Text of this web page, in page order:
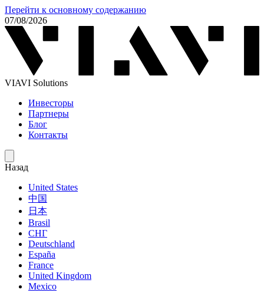
Перейти к основному содержанию
07/08/2026
VIAVI Solutions
Инвесторы
Партнеры
Блог
Контакты
Назад
United States
中国
日本
Brasil
СНГ
Deutschland
España
France
United Kingdom
Mexico